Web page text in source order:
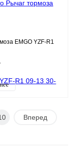
EMGO YZF-R1
Вперед